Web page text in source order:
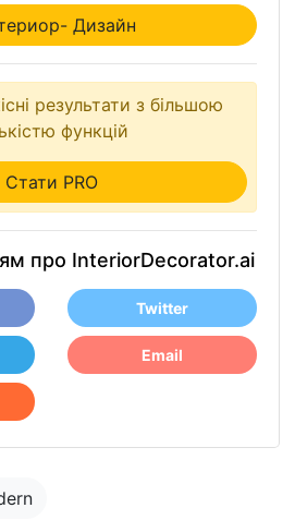
Дизайн
результати з більшою
функцій
Стати PRO
про InteriorDecorator.ai
Twitter
Email